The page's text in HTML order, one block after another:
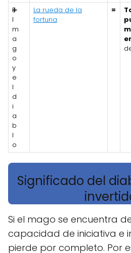
E
l
m
a
g
o
y
e
l
d
i
a
b
l
o
➕
La rueda de la
fortuna
=
Significado del
Si el mago se encuentra
capacidad de iniciativa e
pierde por completo. Por